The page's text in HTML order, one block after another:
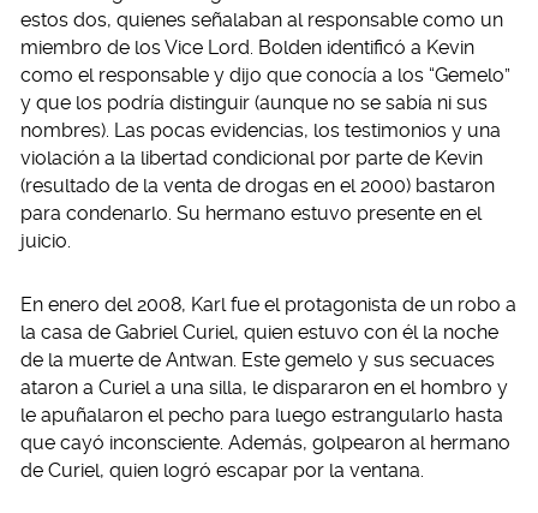
estos dos, quienes señalaban al responsable como un
miembro de los Vice Lord. Bolden identificó a Kevin
como el responsable y dijo que conocía a los “Gemelo”
y que los podría distinguir (aunque no se sabía ni sus
nombres). Las pocas evidencias, los testimonios y una
violación a la libertad condicional por parte de Kevin
(resultado de la venta de drogas en el 2000) bastaron
para condenarlo. Su hermano estuvo presente en el
juicio.
En enero del 2008, Karl fue el protagonista de un robo a
la casa de Gabriel Curiel, quien estuvo con él la noche
de la muerte de Antwan. Este gemelo y sus secuaces
ataron a Curiel a una silla, le dispararon en el hombro y
le apuñalaron el pecho para luego estrangularlo hasta
que cayó inconsciente. Además, golpearon al hermano
de Curiel, quien logró escapar por la ventana.